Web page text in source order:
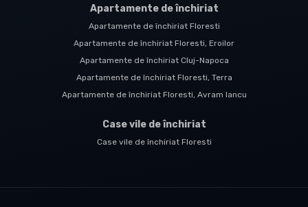
Apartamente de închiriat
Apartamente de închiriat Floresti
Apartamente de închiriat Floresti, Eroilor
Apartamente de închiriat Cluj-Napoca
Apartamente de închiriat Floresti, Terra
Apartamente de închiriat Floresti, Avram Iancu
Case vile de închiriat
Case vile de închiriat Floresti